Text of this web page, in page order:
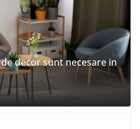
decor sunt necesare in